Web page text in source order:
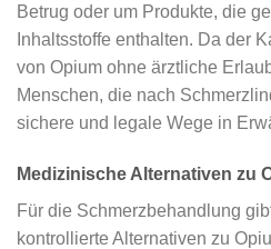
Betrug oder um Produkte, die
Inhaltsstoffe enthalten. Da der
von Opium ohne ärztliche
Menschen, die nach
sichere und legale Wege in
Medizinische Alternativen zu
Für die Schmerzbehandlung
kontrollierte Alternativen zu